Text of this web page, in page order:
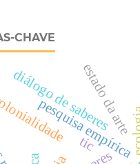
CHAVE
pesquisa empírica
estado da arte
diálogo de saberes
tic